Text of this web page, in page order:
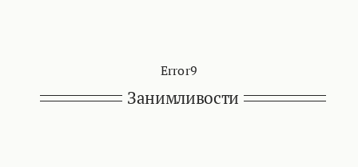
Error9
Занимливости